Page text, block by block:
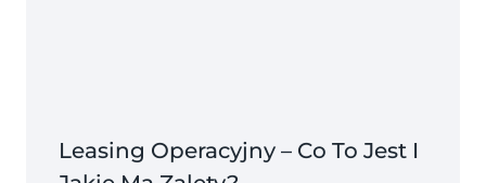
Leasing Operacyjny – Co To Jest I